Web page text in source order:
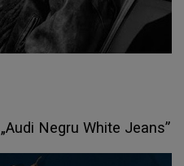
Negru White Jeans”